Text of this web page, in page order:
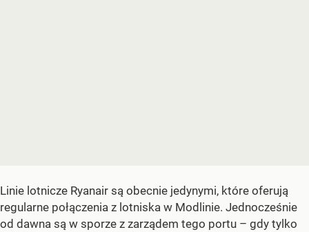
Linie lotnicze Ryanair są obecnie jedynymi, które oferują
regularne połączenia z lotniska w Modlinie. Jednocześnie
od dawna są w sporze z zarządem tego portu – gdy tylko